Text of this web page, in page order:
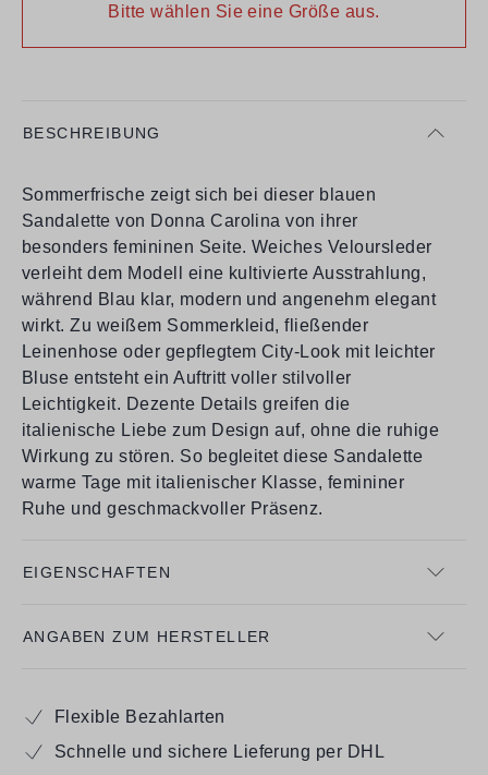
Bitte wählen Sie eine Größe aus.
BESCHREIBUNG
Sommerfrische zeigt sich bei dieser blauen
Sandalette von Donna Carolina von ihrer
besonders femininen Seite. Weiches Veloursleder
verleiht dem Modell eine kultivierte Ausstrahlung,
während Blau klar, modern und angenehm elegant
wirkt. Zu weißem Sommerkleid, fließender
Leinenhose oder gepflegtem City-Look mit leichter
Bluse entsteht ein Auftritt voller stilvoller
Leichtigkeit. Dezente Details greifen die
italienische Liebe zum Design auf, ohne die ruhige
Wirkung zu stören. So begleitet diese Sandalette
warme Tage mit italienischer Klasse, femininer
Ruhe und geschmackvoller Präsenz.
EIGENSCHAFTEN
ANGABEN ZUM HERSTELLER
Flexible Bezahlarten
Schnelle und sichere Lieferung per DHL